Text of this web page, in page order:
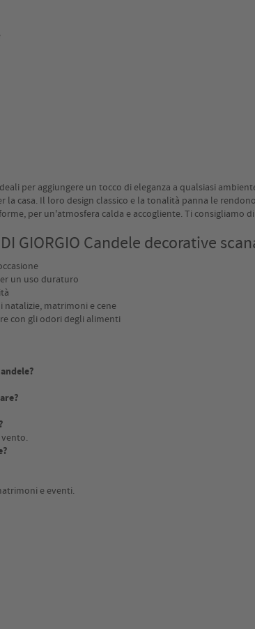
per aggiungere un tocco di eleganza a qualsiasi
la casa. Il loro design classico e la tonalità panna le
per un'atmosfera calda e accogliente. Ti consigliamo
GIORGIO Candele decorative
un uso duraturo
natalizie, matrimoni e cene
con gli odori degli alimenti
vento.
e eventi.